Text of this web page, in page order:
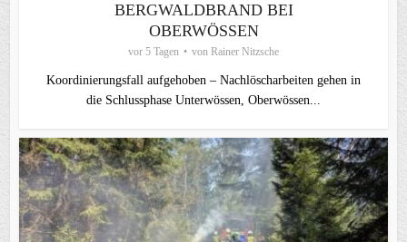
BERGWALDBRAND BEI
OBERWÖSSEN
vor 5 Tagen von Rainer Nitzsche
Koordinierungsfall aufgehoben – Nachlöscharbeiten gehen in
die Schlussphase Unterwössen, Oberwössen...